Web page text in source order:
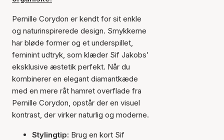
Pernille Corydon er kendt for sit enkle
og naturinspirerede design. Smykkerne
har bløde former og et underspillet,
feminint udtryk, som klæder Sif Jakobs’
eksklusive æstetik perfekt. Når du
kombinerer en elegant diamantkæde
med en mere råt hamret overflade fra
Pernille Corydon, opstår der en visuel
kontrast, der virker naturlig og moderne.
Stylingtip: Brug en kort Sif